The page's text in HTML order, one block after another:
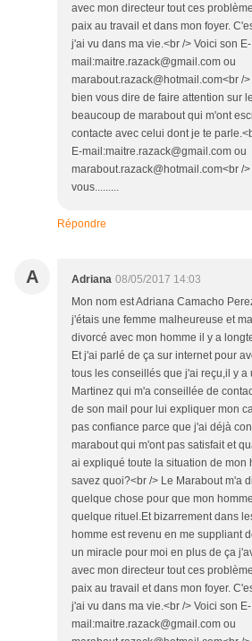
avec mon directeur tout ces
paix au travail et dans mon foyer.
j'ai vu dans ma vie.<br /> Voici son E-
mail:maitre.razack@gmail.com ou
marabout.razack@hotmail.com<br /
bien vous dire de faire attention sur
beaucoup de marabout qui m'ont
contacte avec celui dont je te
E-mail:maitre.razack@gmail.com ou
marabout.razack@hotmail.com<br /
vous.........
Répondre
A Adriana 08/05/2017 14:03
Mon nom est Adriana Camacho
j'étais une femme malheureuse et
divorcé avec mon homme il y a
Et j'ai parlé de ça sur internet pour
tous les conseillés que j'ai reçu,il y a
Martinez qui m'a conseillée de
de son mail pour lui expliquer mon
pas confiance parce que j'ai déjà
marabout qui m'ont pas satisfait et
ai expliqué toute la situation de mon
savez quoi?<br /> Le Marabout m'a
quelque chose pour que mon
quelque rituel.Et bizarrement dans
homme est revenu en me suppliant
un miracle pour moi en plus de ça
avec mon directeur tout ces
paix au travail et dans mon foyer.
j'ai vu dans ma vie.<br /> Voici son E-
mail:maitre.razack@gmail.com ou